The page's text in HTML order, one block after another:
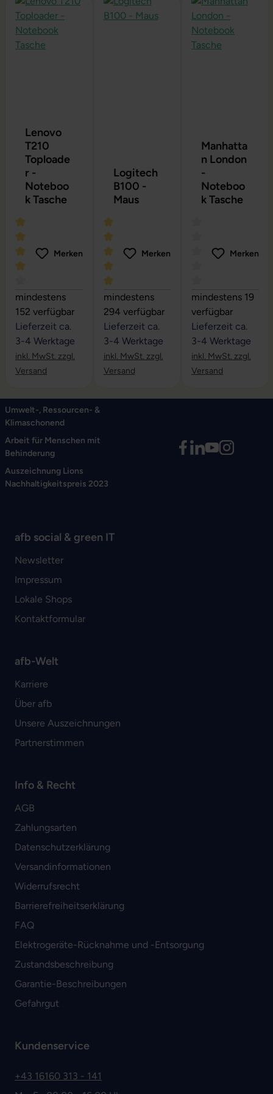
Lenovo
T210
Toploade
r -
Noteboo
k Tasche
Durchschnittliche Bewertung von 4 von 5 Sternen
Merken
mindestens
152 verfügbar
Lieferzeit ca.
3-4 Werktage
inkl. MwSt. zzgl.
Versand
Logitech
B100 -
Maus
Durchschnittliche Bewertung von 5
Merken
mindestens
294 verfügbar
Lieferzeit ca.
3-4 Werktage
inkl. MwSt. zzgl.
Versand
Manhatta
n London
-
Noteboo
k Tasche
Durchschnittliche
Merken
mindestens 19
verfügbar
Lieferzeit ca.
3-4 Werktage
inkl. MwSt. zzgl.
Versand
Umwelt-, Ressourcen- &
Klimaschonend
Arbeit für Menschen mit
Behinderung
Auszeichnung Lions
Nachhaltigkeitspreis 2023
afb social & green IT
Newsletter
Impressum
Lokale Shops
Kontaktformular
afb-Welt
Karriere
Über afb
Unsere Auszeichnungen
Partnerstimmen
Info & Recht
AGB
Zahlungsarten
Datenschutzerklärung
Versandinformationen
Widerrufsrecht
Barrierefreiheitserklärung
FAQ
Elektrogeräte-Rücknahme und -Entsorgung
Zustandsbeschreibung
Garantie-Beschreibungen
Gefahrgut
Kundenservice
+43 16160 313 - 141